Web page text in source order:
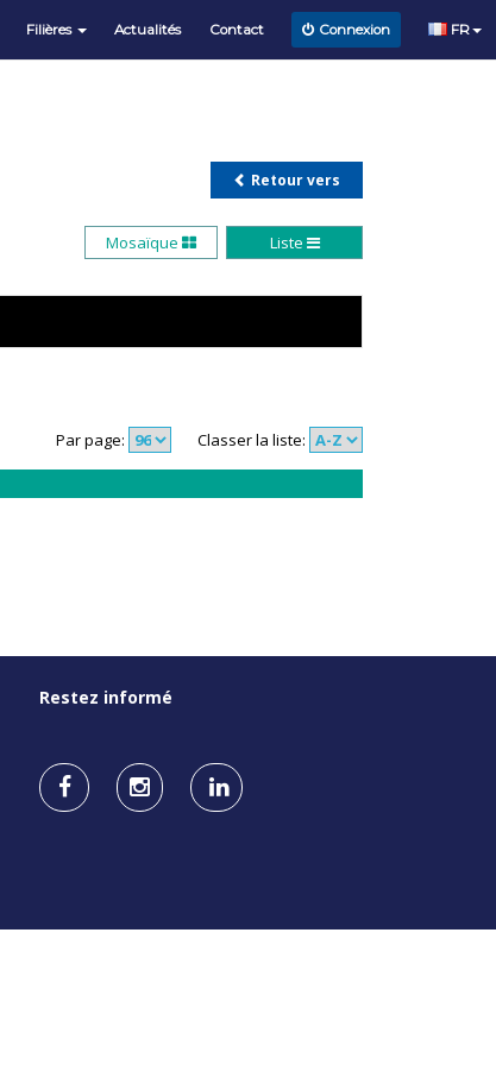
Filières Actualités Contact Connexion FR
Retour vers
Mosaïque Liste
Par page: Classer la liste:
Restez informé